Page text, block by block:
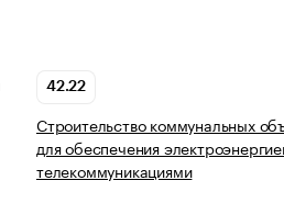
42.22
Строительство коммунальных
для обеспечения
телекоммуникациями